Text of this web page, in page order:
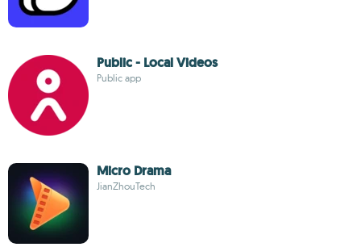
Public - Local Videos
Public app
Micro Drama
JianZhouTech